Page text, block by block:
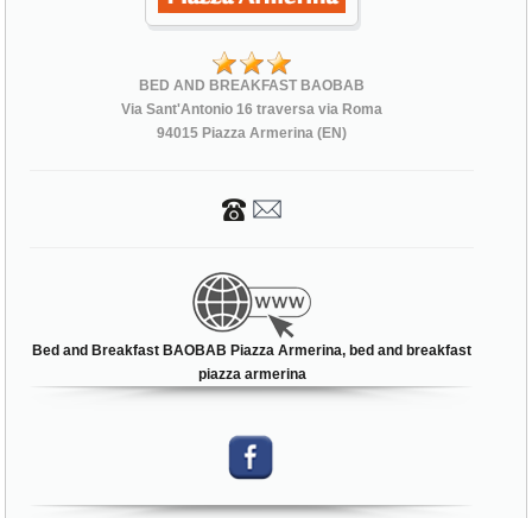
BED AND BREAKFAST BAOBAB
Via Sant'Antonio 16 traversa via Roma
94015 Piazza Armerina (EN)
Bed and Breakfast BAOBAB Piazza Armerina, bed and breakfast
piazza armerina